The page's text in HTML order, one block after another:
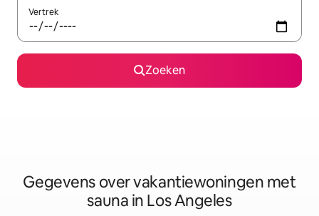
Vertrek
Zoeken
Gegevens over vakantiewoningen met
sauna in Los Angeles